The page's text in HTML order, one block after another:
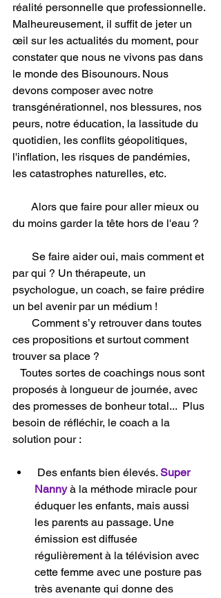
réalité personnelle que professionnelle.
Malheureusement, il suffit de jeter un
œil sur les actualités du moment, pour
constater que nous ne vivons pas dans
le monde des Bisounours. Nous
devons composer avec notre
transgénérationnel, nos blessures, nos
peurs, notre éducation, la lassitude du
quotidien, les conflits géopolitiques,
l'inflation, les risques de pandémies,
les catastrophes naturelles, etc.
Alors que faire pour aller mieux ou
du moins garder la tête hors de l'eau ?
Se faire aider oui, mais comment et
par qui ? Un thérapeute, un
psychologue, un coach, se faire prédire
un bel avenir par un médium !
Comment s’y retrouver dans toutes
ces propositions et surtout comment
trouver sa place ?
Toutes sortes de coachings nous sont
proposés à longueur de journée, avec
des promesses de bonheur total...  Plus
besoin de réfléchir, le coach a la
solution pour :
Des enfants bien élevés. Super
Nanny à la méthode miracle pour
éduquer les enfants, mais aussi
les parents au passage. Une
émission est diffusée
régulièrement à la télévision avec
cette femme avec une posture pas
très avenante qui donne des